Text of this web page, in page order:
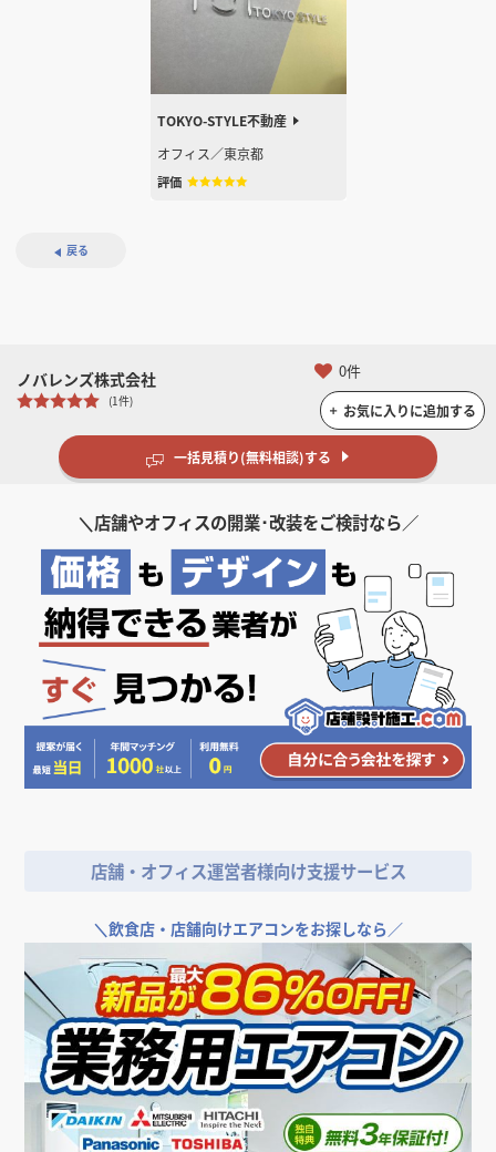
TOKYO-STYLE不動産
オフィス／東京都
評価
戻る
ノバレンズ株式会社
(1件)
0件
お気に入りに追加する
一括見積り(無料相談)する
＼店舗やオフィスの開業･改装をご検討なら／
店舗・オフィス運営者様向け支援サービス
＼飲食店・店舗向けエアコンをお探しなら／